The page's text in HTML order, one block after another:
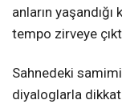
anların
tempo zirveye
Sahnedeki
diyaloglarla